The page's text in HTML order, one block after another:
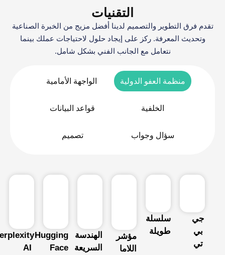
التقنيات
تقدم فرق التطوير والتصميم لدينا أفضل مزيج من الخبرة الصناعية
وتحديث المعرفة. ركز على إيجاد حلول لاحتياجات عملك بينما
نتعامل مع الجانب الفني بشكل شامل.
منظمة العفو الدولية الواجهة الأمامية
الخلفية قواعد البيانات
سؤال وجواب تصميم
جي
بي
تي
سلسلة
طويلة
مؤشر
اللاما
الهندسة
السريعة
Hugging
Face
Perplexity
AI